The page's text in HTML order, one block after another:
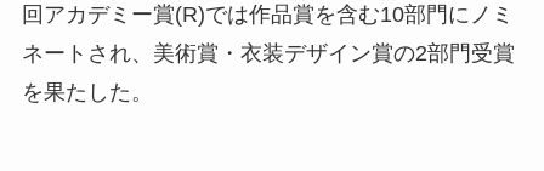
回アカデミー賞(R)では作品賞を含む10部門にノミ
ネートされ、美術賞・衣装デザイン賞の2部門受賞
を果たした。